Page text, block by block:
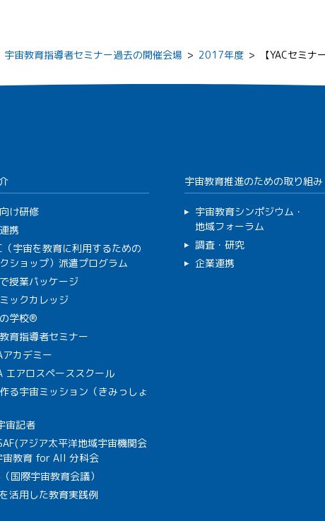
宇宙教育指導者セミナー過去の開催会場 > 2017年度 > 【YACセミ
け研修
携
（宇宙を教育に利用するための
ショップ）派遣プログラム
授業パッケージ
ックカレッジ
学校®
育指導者セミナー
アカデミー
エアロスペーススクール
る宇宙ミッション（きみっしょ
宙記者
アジア太平洋地域宇宙機関会
宙教育 for All 分科会
国際宇宙教育会議）
活用した教育実践例
宇宙教育推進のための取り組み
宇宙教育シンポジウム・
地域フォーラム
調査・研究
企業連携